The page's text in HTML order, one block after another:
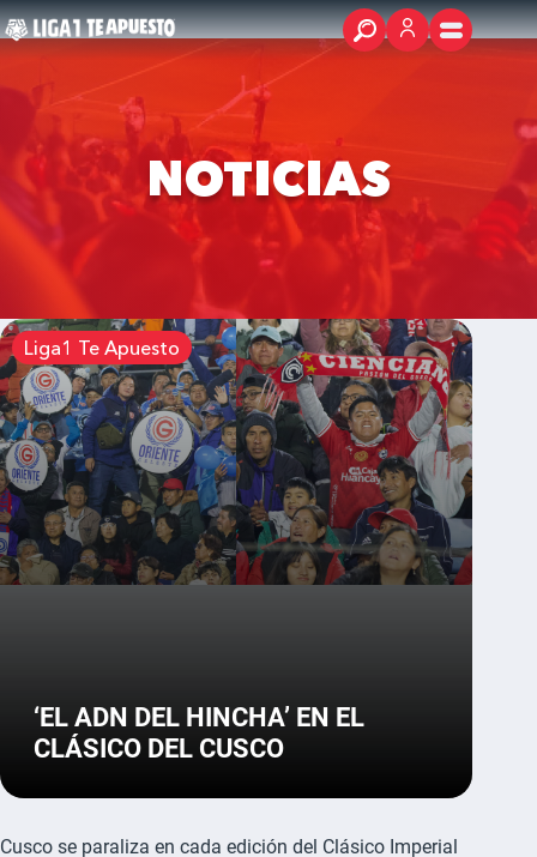
NOTICIAS
Liga1 Te Apuesto
‘EL ADN DEL HINCHA’ EN EL
CLÁSICO DEL CUSCO
Cusco se paraliza en cada edición del Clásico Imperial